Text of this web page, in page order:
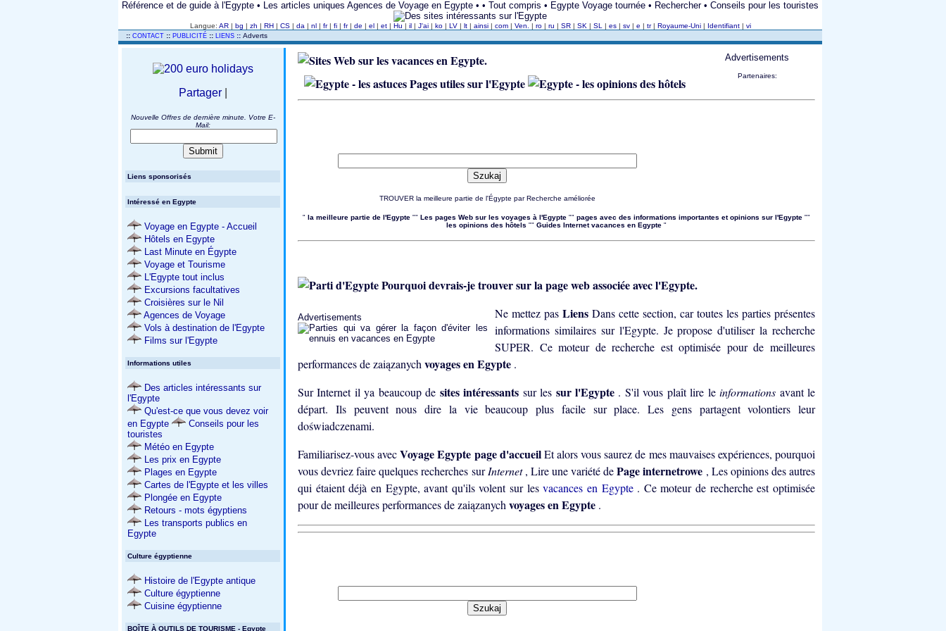
Référence et de guide à l'Egypte • Les articles uniques Agences de Voyage en Egypte • • Tout compris • Egypte Voyage tournée • Rechercher • Conseils pour les touristes
Langue: AR | bg | zh | RH | CS | da | nl | fr | fi | fr | de | el | et | Hu | il | J'ai | ko | LV | lt | ainsi | com | Ven. | ro | ru | SR | SK | SL | es | sv | e | tr | Royaume-Uni | Identifiant | vi
:: CONTACT :: PUBLICITÉ :: LIENS :: Adverts
Partager
Nouvelle Offres de dernière minute. Votre E-
Mail:
Liens sponsorisés
Intéressé en Egypte
Voyage en Egypte - Accueil
Hôtels en Egypte
Last Minute en Égypte
Voyage et Tourisme
L'Egypte tout inclus
Excursions facultatives
Croisières sur le Nil
Agences de Voyage
Vols à destination de l'Egypte
Films sur l'Egypte
Informations utiles
Des articles intéressants sur
l'Egypte
Qu'est-ce que vous devez voir
en Egypte
Conseils pour les
touristes
Météo en Egypte
Les prix en Egypte
Plages en Egypte
Cartes de l'Egypte et les villes
Plongée en Egypte
Retours - mots égyptiens
Les transports publics en
Egypte
Culture égyptienne
Histoire de l'Egypte antique
Culture égyptienne
Cuisine égyptienne
BOÎTE À OUTILS DE TOURISME - Egypte
Advertisements
Partenaires:
Pages utiles sur l'Egypte
TROUVER la meilleure partie de l'Égypte par Recherche améliorée
" la meilleure partie de l'Egypte "" Les pages Web sur les voyages à l'Egypte "" pages avec des informations importantes et opinions sur l'Egypte ""
les opinions des hôtels "" Guides Internet vacances en Egypte "
Pourquoi devrais-je trouver sur la page web associée avec l'Egypte.
Advertisements Ne mettez pas Liens Dans cette section, car toutes les parties présentes
informations similaires sur l'Egypte. Je propose d'utiliser la recherche
SUPER. Ce moteur de recherche est optimisée pour de meilleures
performances de zaiązanych voyages en Egypte .
Sur Internet il ya beaucoup de sites intéressants sur les sur l'Egypte . S'il vous plaît lire leinformations avant le
départ. Ils peuvent nous dire la vie beaucoup plus facile sur place. Les gens partagent volontiers leur
doświadczenami.
Familiarisez-vous avecVoyage Egypte page d'accueilEt alors vous saurez de mes mauvaises expériences, pourquoi
vous devriez faire quelques recherches surInternet, Lire une variété dePage internetrowe , Les opinions des autres
qui étaient déjà en Egypte, avant qu'ils volent sur lesvacances en Egypte . Ce moteur de recherche est optimisée
pour de meilleures performances de zaiązanych voyages en Egypte .